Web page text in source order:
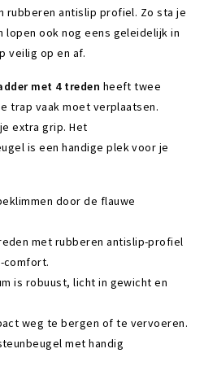
antislip profiel. Zo sta je
ook nog eens geleidelijk in
veilig op en af.
met 4 treden heeft twee
trap vaak moet verplaatsen.
extra grip. Het
is een handige plek voor je
door de flauwe
met rubberen antislip-profiel
comfort.
is robuust, licht in gewicht en
weg te bergen of te vervoeren.
met handig